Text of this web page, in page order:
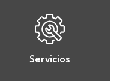
Servicios